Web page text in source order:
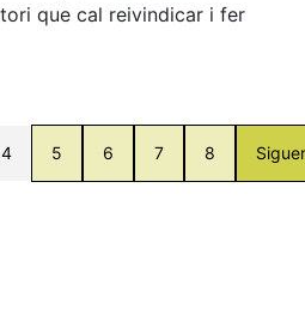
que cal reivindicar i fer
4 5 6 7 8